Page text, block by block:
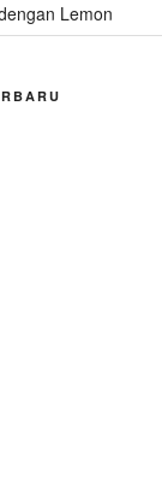
Lemon